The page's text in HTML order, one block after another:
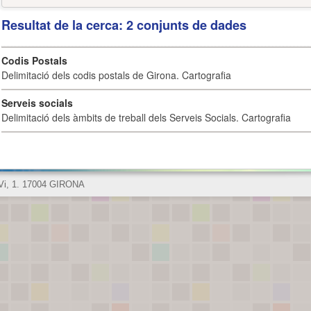
Resultat de la cerca: 2 conjunts de dades
Codis Postals
Delimitació dels codis postals de Girona. Cartografia
Serveis socials
Delimitació dels àmbits de treball dels Serveis Socials. Cartografia
1. 17004 GIRONA